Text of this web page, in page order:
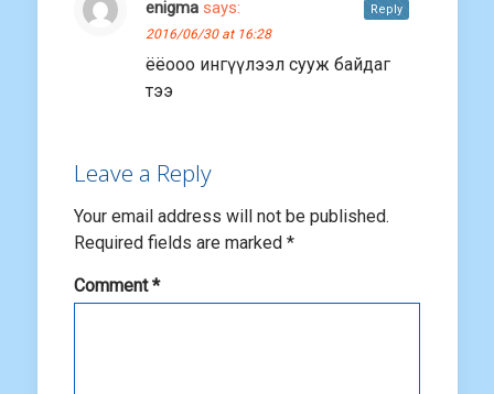
enigma says:
2016/06/30 at 16:28
ёёооо ингүүлээл сууж байдаг
тээ
Reply
Leave a Reply
Your email address will not be published.
Required fields are marked *
Comment*